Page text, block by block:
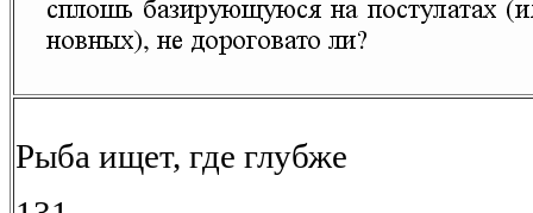
Рыба ищет, где глубже